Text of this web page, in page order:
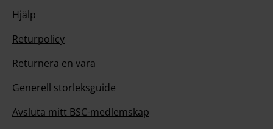
Hjälp
Returpolicy
Returnera en vara
Generell storleksguide
Avsluta mitt BSC-medlemskap